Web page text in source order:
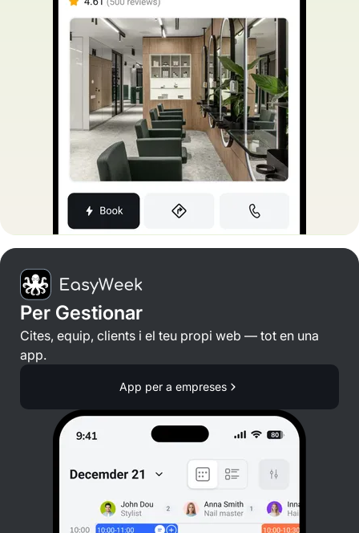
Per Gestionar
Cites, equip, clients i el teu propi web — tot en una
app.
App per a empreses